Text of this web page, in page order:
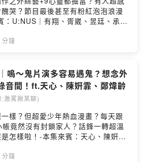
激罵揪某聊｜
哭？節目最後甚至有粉紅泡泡浪漫
：U:NUS｜有翔、胥崴、昱廷、承祐
》 演唱會 ｜8/15 (六) 18:30 台
場-🛸 千禧年對00後已經是復古了
～但偶像不說？🎤 氣自己唱不好？胥
不吵架男團？有翔：每天都在看不爽
氣勢+9感超狂！🍋 有翔脾氣超級
？💧 昱廷哭點超低！聊著聊著就要
費時間？有翔：我40幾歲再結婚🍼
泡泡浪漫告白？-喜歡請在Apple
～或是有種你就抖內我（？
join/jomotalk-合作洽詢｜吉八
鐘
嗚～鬼片演多容易遇鬼？想念外
音間！ft.天心、陳姸霏、鄭煒齡
激罵揪某聊)
樣？但超愛少年熱血漫畫？每天跟
竟然沒有封鎖家人？話鋒一轉超溫
怎樣啦！-本集來賓：天心、陳姸
王嗎？我倒覺得他很寂寞...👻 靈異
鐘